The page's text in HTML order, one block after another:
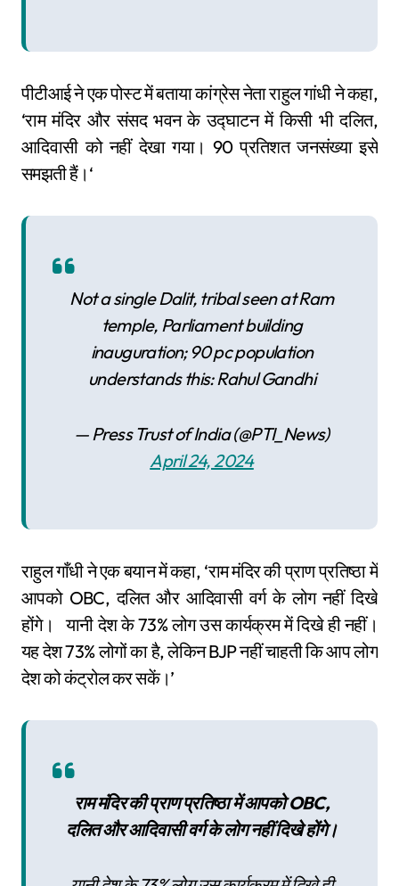
पीटीआई ने एक पोस्ट में बताया कांग्रेस नेता राहुल गांधी ने कहा,
‘राम मंदिर और संसद भवन के उद्घाटन में किसी भी दलित,
आदिवासी को नहीं देखा गया। 90 प्रतिशत जनसंख्या इसे
समझती हैं।‘
Not a single Dalit, tribal seen at Ram
temple, Parliament building
inauguration; 90 pc population
understands this: Rahul Gandhi
— Press Trust of India (@PTI_News)
April 24, 2024
राहुल गाँधी ने एक बयान में कहा, ‘राम मंदिर की प्राण प्रतिष्ठा में
आपको OBC, दलित और आदिवासी वर्ग के लोग नहीं दिखे
होंगे। यानी देश के 73% लोग उस कार्यक्रम में दिखे ही नहीं।
यह देश 73% लोगों का है, लेकिन BJP नहीं चाहती कि आप लोग
देश को कंट्रोल कर सकें।’
राम मंदिर की प्राण प्रतिष्ठा में आपको OBC,
दलित और आदिवासी वर्ग के लोग नहीं दिखे होंगे।